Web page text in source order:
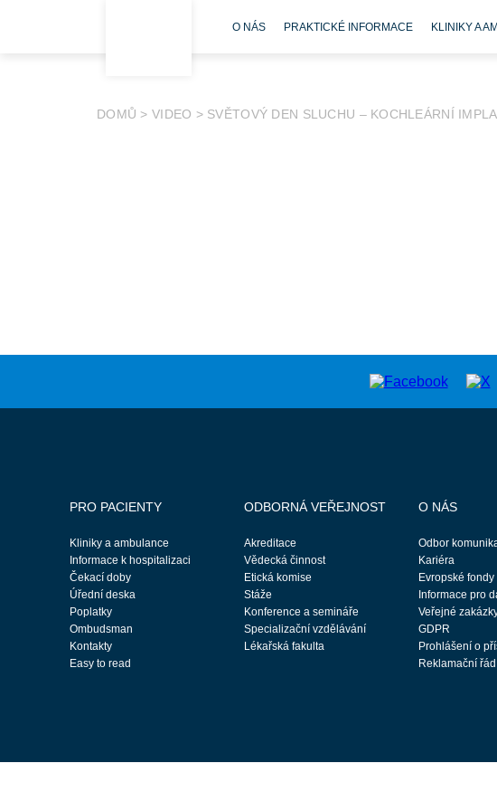
O NÁS PRAKTICKÉ INFORMACE KLINIKY A
DOMŮ > VIDEO > SVĚTOVÝ DEN SLUCHU – KOCHLEÁRNÍ
PRO PACIENTY
Kliniky a ambulance
Informace k hospitalizaci
Čekací doby
Úřední deska
Poplatky
Ombudsman
Kontakty
Easy to read
ODBORNÁ VEŘEJNOST
Akreditace
Vědecká činnost
Etická komise
Stáže
Konference a semináře
Specializační vzdělávání
Lékařská fakulta
O NÁS
Odbor
Kariéra
Evropské fondy
Informace pro
Veřejné
GDPR
Prohlášení o
Reklamační řád